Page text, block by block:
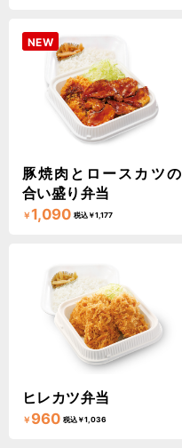
NEW
豚焼肉とロースカツの
合い盛り弁当
￥1,090 税込￥1,177
ヒレカツ弁当
￥ 960 税込￥1,036